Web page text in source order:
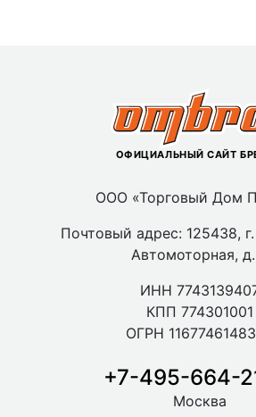
ОФИЦИАЛЬНЫЙ САЙТ
ООО «Торговый Дом
Почтовый адрес: 125438,
Автомоторная,
ИНН
КПП 774301001
ОГРН
+7-495-664-
Москва